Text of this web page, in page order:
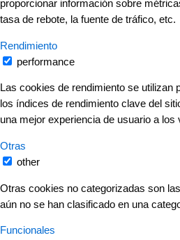
proporcionar información sobre
tasa de rebote, la fuente de tráfico, etc.
Rendimiento
performance
Las cookies de rendimiento se utilizan
los índices de rendimiento clave del
una mejor experiencia de usuario a los
Otras
other
Otras cookies no categorizadas son
aún no se han clasificado en una
Funcionales